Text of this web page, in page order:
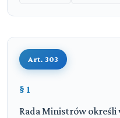
Art. 303
§ 1
Rada Ministrów